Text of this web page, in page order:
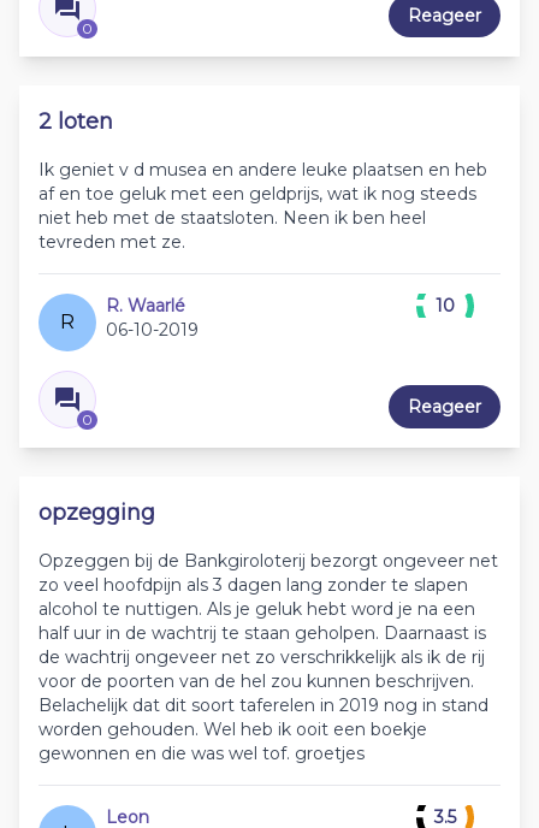
0
Reageer
2 loten
Ik geniet v d musea en andere leuke plaatsen en heb
af en toe geluk met een geldprijs, wat ik nog steeds
niet heb met de staatsloten. Neen ik ben heel
tevreden met ze.
R
R. Waarlé
06-10-2019
0
10
Reageer
opzegging
Opzeggen bij de Bankgiroloterij bezorgt ongeveer net
zo veel hoofdpijn als 3 dagen lang zonder te slapen
alcohol te nuttigen. Als je geluk hebt word je na een
half uur in de wachtrij te staan geholpen. Daarnaast is
de wachtrij ongeveer net zo verschrikkelijk als ik de rij
voor de poorten van de hel zou kunnen beschrijven.
Belachelijk dat dit soort taferelen in 2019 nog in stand
worden gehouden. Wel heb ik ooit een boekje
gewonnen en die was wel tof. groetjes
Leon
3.5